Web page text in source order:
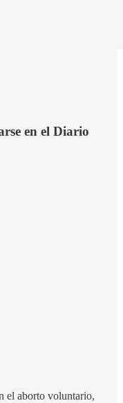
en el Diario
el aborto voluntario,